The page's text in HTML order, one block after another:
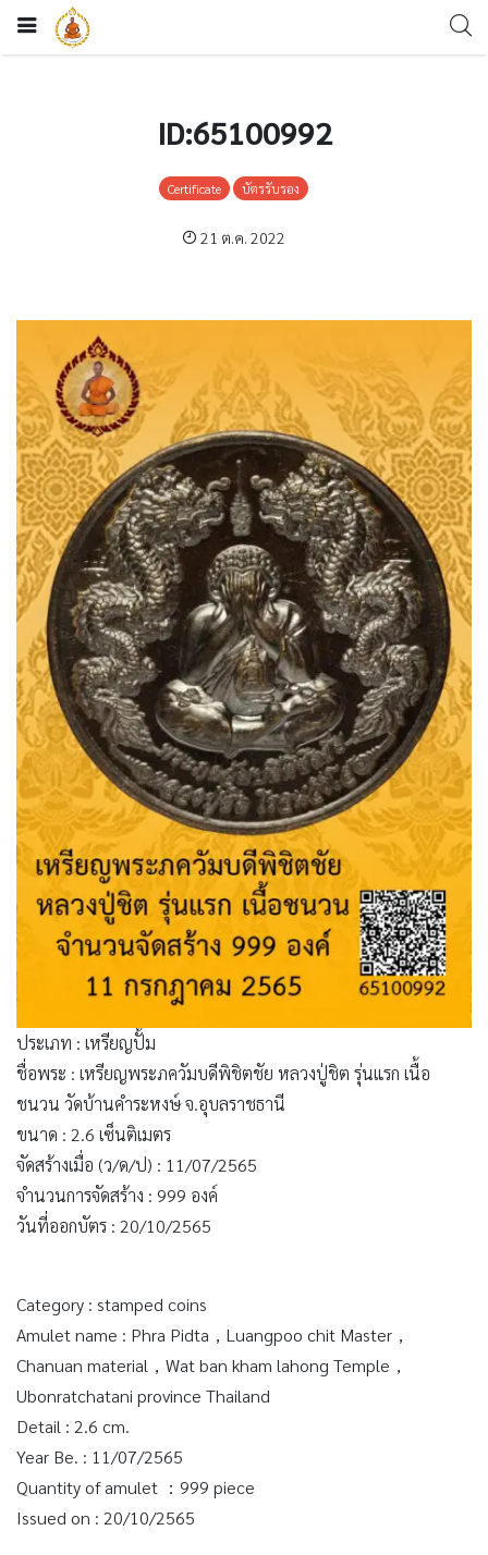
ID:65100992
Certificate บัตรรับรอง
21 ต.ค. 2022
ประเภท : เหรียญปั้ม
ชื่อพระ : เหรียญพระภควัมบดีพิชิตชัย หลวงปู่ชิต รุ่นแรก เนื้อ
ชนวน วัดบ้านคำระหงษ์ จ.อุบลราชธานี
ขนาด : 2.6 เซ็นติเมตร
จัดสร้างเมื่อ (ว/ด/ป) : 11/07/2565
จำนวนการจัดสร้าง : 999 องค์
วันที่ออกบัตร : 20/10/2565
Category : stamped coins
Amulet name : Phra Pidta，Luangpoo chit Master，
Chanuan material，Wat ban kham lahong Temple，
Ubonratchatani province Thailand
Detail : 2.6 cm.
Year Be. : 11/07/2565
Quantity of amulet ：999 piece
Issued on : 20/10/2565